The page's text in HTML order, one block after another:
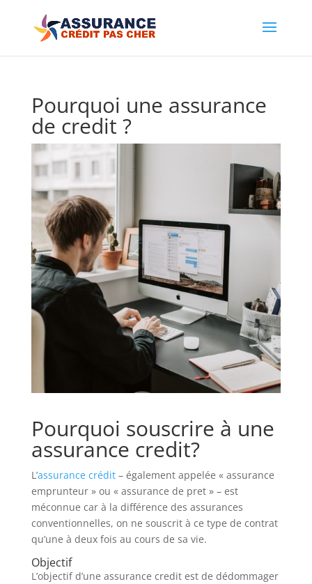
Pourquoi une assurance
de credit ?
Pourquoi souscrire à une
assurance credit?
L’assurance crédit– également appelée « assurance
emprunteur » ou « assurance de pret » – est
méconnue car à la différence des assurances
conventionnelles, on ne souscrit à ce type de contrat
qu’une à deux fois au cours de sa vie.
Objectif
L’objectif d’une assurance credit est de dédommager